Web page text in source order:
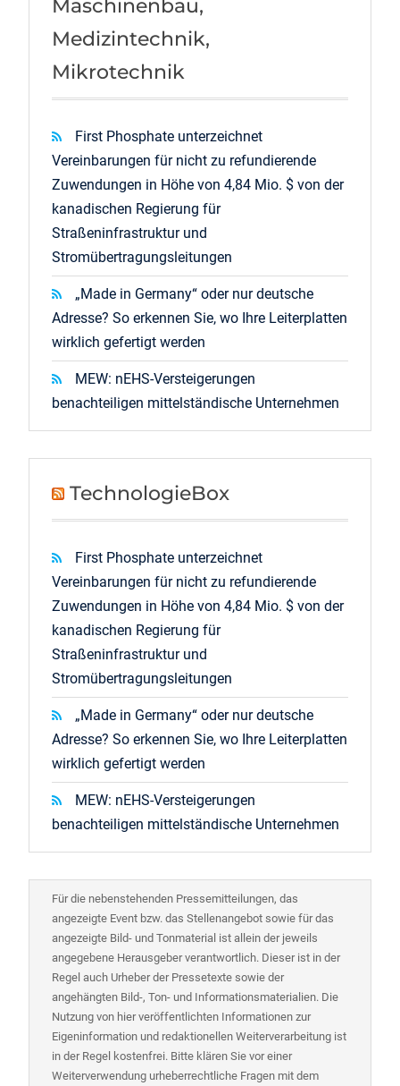
Maschinenbau,
Medizintechnik,
Mikrotechnik
First Phosphate unterzeichnet
Vereinbarungen für nicht zu refundierende
Zuwendungen in Höhe von 4,84 Mio. $ von der
kanadischen Regierung für
Straßeninfrastruktur und
Stromübertragungsleitungen
„Made in Germany“ oder nur deutsche
Adresse? So erkennen Sie, wo Ihre Leiterplatten
wirklich gefertigt werden
MEW: nEHS-Versteigerungen
benachteiligen mittelständische Unternehmen
TechnologieBox
First Phosphate unterzeichnet
Vereinbarungen für nicht zu refundierende
Zuwendungen in Höhe von 4,84 Mio. $ von der
kanadischen Regierung für
Straßeninfrastruktur und
Stromübertragungsleitungen
„Made in Germany“ oder nur deutsche
Adresse? So erkennen Sie, wo Ihre Leiterplatten
wirklich gefertigt werden
MEW: nEHS-Versteigerungen
benachteiligen mittelständische Unternehmen
Für die nebenstehenden Pressemitteilungen, das
angezeigte Event bzw. das Stellenangebot sowie für das
angezeigte Bild- und Tonmaterial ist allein der jeweils
angegebene Herausgeber verantwortlich. Dieser ist in der
Regel auch Urheber der Pressetexte sowie der
angehängten Bild-, Ton- und Informationsmaterialien. Die
Nutzung von hier veröffentlichten Informationen zur
Eigeninformation und redaktionellen Weiterverarbeitung ist
in der Regel kostenfrei. Bitte klären Sie vor einer
Weiterverwendung urheberrechtliche Fragen mit dem